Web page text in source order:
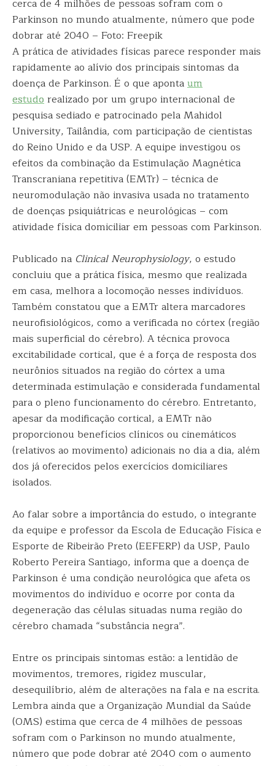
cerca de 4 milhões de pessoas sofram com o
Parkinson no mundo atualmente, número que pode
dobrar até 2040 – Foto: Freepik
A prática de atividades físicas parece responder mais
rapidamente ao alívio dos principais sintomas da
doença de Parkinson. É o que apontaum
estudorealizado por um grupo internacional de
pesquisa sediado e patrocinado pela Mahidol
University, Tailândia, com participação de cientistas
do Reino Unido e da USP. A equipe investigou os
efeitos da combinação da Estimulação Magnética
Transcraniana repetitiva (EMTr) – técnica de
neuromodulação não invasiva usada no tratamento
de doenças psiquiátricas e neurológicas – com
atividade física domiciliar em pessoas com Parkinson.
Publicado na Clinical Neurophysiology, o estudo
concluiu que a prática física, mesmo que realizada
em casa, melhora a locomoção nesses indivíduos.
Também constatou que a EMTr altera marcadores
neurofisiológicos, como a verificada no córtex (região
mais superficial do cérebro). A técnica provoca
excitabilidade cortical, que é a força de resposta dos
neurônios situados na região do córtex a uma
determinada estimulação e considerada fundamental
para o pleno funcionamento do cérebro. Entretanto,
apesar da modificação cortical, a EMTr não
proporcionou benefícios clínicos ou cinemáticos
(relativos ao movimento) adicionais no dia a dia, além
dos já oferecidos pelos exercícios domiciliares
isolados.
Ao falar sobre a importância do estudo, o integrante
da equipe e professor da Escola de Educação Física e
Esporte de Ribeirão Preto (EEFERP) da USP, Paulo
Roberto Pereira Santiago, informa que a doença de
Parkinson é uma condição neurológica que afeta os
movimentos do indivíduo e ocorre por conta da
degeneração das células situadas numa região do
cérebro chamada “substância negra”.
Entre os principais sintomas estão: a lentidão de
movimentos, tremores, rigidez muscular,
desequilíbrio, além de alterações na fala e na escrita.
Lembra ainda que a Organização Mundial da Saúde
(OMS) estima que cerca de 4 milhões de pessoas
sofram com o Parkinson no mundo atualmente,
número que pode dobrar até 2040 com o aumento